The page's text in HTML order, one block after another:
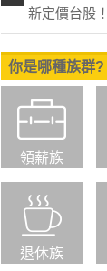
新定價台股
你是哪種族群?
領薪族
退休族